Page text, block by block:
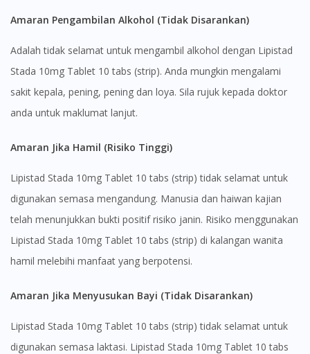
Visit DoctorOnCall Singapore
Amaran Pengambilan Alkohol (Tidak Disarankan)
Adalah tidak selamat untuk mengambil alkohol dengan Lipistad
Stada 10mg Tablet 10 tabs (strip). Anda mungkin mengalami
sakit kepala, pening, pening dan loya. Sila rujuk kepada doktor
anda untuk maklumat lanjut.
Amaran Jika Hamil (Risiko Tinggi)
Lipistad Stada 10mg Tablet 10 tabs (strip) tidak selamat untuk
digunakan semasa mengandung. Manusia dan haiwan kajian
telah menunjukkan bukti positif risiko janin. Risiko menggunakan
Lipistad Stada 10mg Tablet 10 tabs (strip) di kalangan wanita
hamil melebihi manfaat yang berpotensi.
Amaran Jika Menyusukan Bayi (Tidak Disarankan)
Lipistad Stada 10mg Tablet 10 tabs (strip) tidak selamat untuk
digunakan semasa laktasi. Lipistad Stada 10mg Tablet 10 tabs